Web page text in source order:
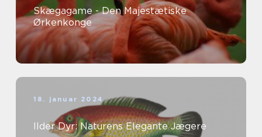
Skægagame - Den Majestætiske
Ørkenkonge
18. januar 2024
Ilder Dyr: Naturens Elegante Jægere